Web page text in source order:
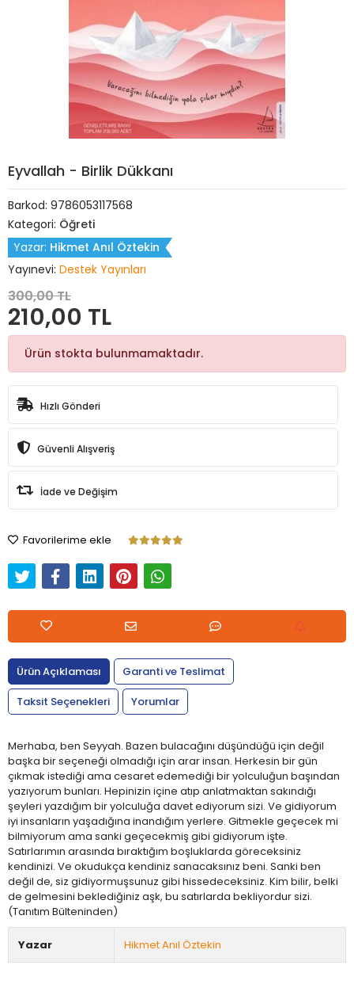
Eyvallah - Birlik Dükkanı
Barkod: 9786053117568
Kategori: Öğreti
Yazar: Hikmet Anıl Öztekin
Yayınevi: Destek Yayınları
300,00 TL
210,00 TL
Ürün stokta bulunmamaktadır.
Hızlı Gönderi
Güvenli Alışveriş
İade ve Değişim
Favorilerime ekle
Ürün Açıklaması
Garanti ve Teslimat
Taksit Seçenekleri
Yorumlar
Merhaba, ben Seyyah. Bazen bulacağını düşündüğü için değil
başka bir seçeneği olmadığı için arar insan. Herkesin bir gün
çıkmak istediği ama cesaret edemediği bir yolculuğun başından
yazıyorum bunları. Hepinizin içine atıp anlatmaktan sakındığı
şeyleri yazdığım bir yolculuğa davet ediyorum sizi. Ve gidiyorum
iyi insanların yaşadığına inandığım yerlere. Gitmekle geçecek mi
bilmiyorum ama sanki geçecekmiş gibi gidiyorum işte.
Satırlarımın arasında bıraktığım boşluklarda göreceksiniz
kendinizi. Ve okudukça kendiniz sanacaksınız beni. Sanki ben
değil de, siz gidiyormuşsunuz gibi hissedeceksiniz. Kim bilir, belki
de gelmesini beklediğiniz aşk, bu satırlarda bekliyordur sizi.
(Tanıtım Bülteninden)
Yazar Hikmet Anıl Öztekin